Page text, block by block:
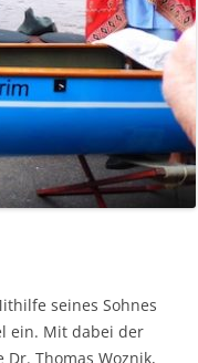
seines Sohnes
ein. Mit dabei der
Thomas Woznik,